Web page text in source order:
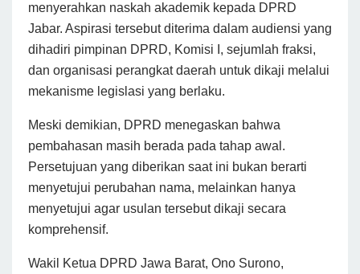
menyerahkan naskah akademik kepada DPRD
Jabar. Aspirasi tersebut diterima dalam audiensi yang
dihadiri pimpinan DPRD, Komisi I, sejumlah fraksi,
dan organisasi perangkat daerah untuk dikaji melalui
mekanisme legislasi yang berlaku.
Meski demikian, DPRD menegaskan bahwa
pembahasan masih berada pada tahap awal.
Persetujuan yang diberikan saat ini bukan berarti
menyetujui perubahan nama, melainkan hanya
menyetujui agar usulan tersebut dikaji secara
komprehensif.
Wakil Ketua DPRD Jawa Barat, Ono Surono,